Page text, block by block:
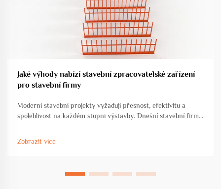
Jaké výhody nabízí stavební zpracovatelské zařízení
pro stavební firmy
Moderní stavební projekty vyžadují přesnost, efektivitu a
spolehlivost na každém stupni výstavby. Dnešní stavební firmy
Zobrazit více